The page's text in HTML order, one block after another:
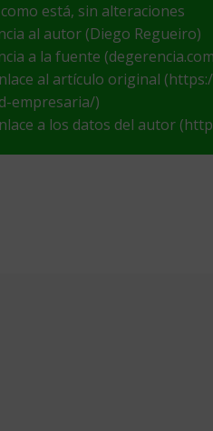
está, sin alteraciones
al autor (Diego Regueiro)
a la fuente
al artículo original
empresaria/)
a los datos del autor